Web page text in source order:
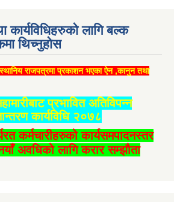
लागि बल्क
थिच्‍नुहोस
राजपत्रमा प्रकाशन भएका ऐन ,कानुन तथा
प्रभावित अतिविपन्न
कार्यविधि २०७८
कर्मचारीहरुको कार्यसमपादनस्तर
अवधिको लागि करार सम्झौता